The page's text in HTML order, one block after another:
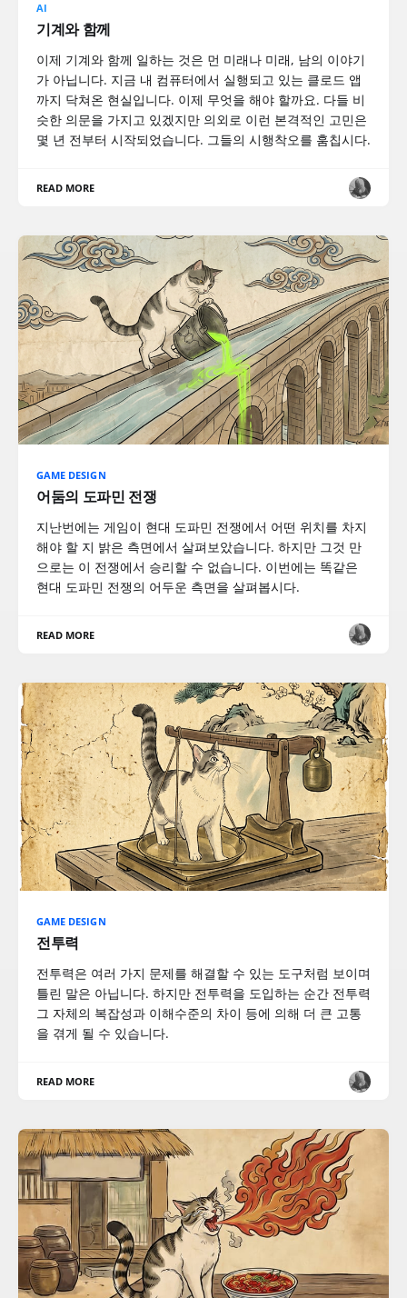
AI
기계와 함께
이제 기계와 함께 일하는 것은 먼 미래나 미래, 남의 이야기
가 아닙니다. 지금 내 컴퓨터에서 실행되고 있는 클로드 앱
까지 닥쳐온 현실입니다. 이제 무엇을 해야 할까요. 다들 비
슷한 의문을 가지고 있겠지만 의외로 이런 본격적인 고민은
몇 년 전부터 시작되었습니다. 그들의 시행착오를 훔칩시다.
READ MORE
GAME DESIGN
어둠의 도파민 전쟁
지난번에는 게임이 현대 도파민 전쟁에서 어떤 위치를 차지
해야 할 지 밝은 측면에서 살펴보았습니다. 하지만 그것 만
으로는 이 전쟁에서 승리할 수 없습니다. 이번에는 똑같은
현대 도파민 전쟁의 어두운 측면을 살펴봅시다.
READ MORE
GAME DESIGN
전투력
전투력은 여러 가지 문제를 해결할 수 있는 도구처럼 보이며
틀린 말은 아닙니다. 하지만 전투력을 도입하는 순간 전투력
그 자체의 복잡성과 이해수준의 차이 등에 의해 더 큰 고통
을 겪게 될 수 있습니다.
READ MORE